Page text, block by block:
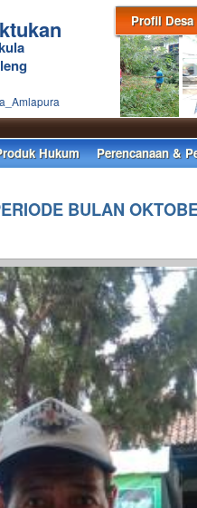
Profil Desa
Hukum Perencanaan &
BULAN